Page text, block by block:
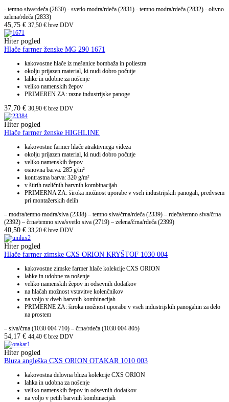
- temno siva/rdeča (2830) - svetlo modra/rdeča (2831) - temno modra/rdeča (2832) - olivno
zelena/rdeča (2833)
45,75 € 37,50 € brez DDV
Hiter pogled
Hlače farmer ženske MG 290 1671
kakovostne hlače iz mešanice bombaža in poliestra
okolju prijazen material, ki nudi dobro počutje
lahke in udobne za nošenje
veliko namenskih žepov
PRIMEREN ZA: razne industrijske panoge
37,70 € 30,90 € brez DDV
Hiter pogled
Hlače farmer ženske HIGHLINE
kakovostne farmer hlače atraktivnega videza
okolju prijazen material, ki nudi dobro počutje
veliko namenskih žepov
osnovna barva: 285 g/m²
kontrastna barva: 320 g/m²
v štirih različnih barvnih kombinacijah
PRIMERNA ZA: široka možnost uporabe v vseh industrijskih panogah, predvsem
pri montažerskih delih
– modra/temno modra/siva (2338) – temno siva/črna/rdeča (2339) – rdeča/temno siva/črna
(2392) – črna/temno siva/svetlo siva (2719) – zelena/črna/rdeča (2399)
40,50 € 33,20 € brez DDV
Hiter pogled
Hlače farmer zimske CXS ORION KRYŠTOF 1030 004
kakovostne zimske farmer hlače kolekcije CXS ORION
lahke in udobne za nošenje
veliko namenskih žepov in odsevnih dodatkov
na hlačah možnost vstavitve kolenčnikov
na voljo v dveh barvnih kombinacijah
PRIMERNE ZA: široka možnost uporabe v vseh industrijskih panogahin za delo
na prostem
– siva/črna (1030 004 710) – črna/rdeča (1030 004 805)
54,17 € 44,40 € brez DDV
Hiter pogled
Bluza angleška CXS ORION OTAKAR 1010 003
kakovostna delovna bluza kolekcije CXS ORION
lahka in udobna za nošenje
veliko namenskih žepov in odsevnih dodatkov
na voljo v petih barvnih kombinacijah